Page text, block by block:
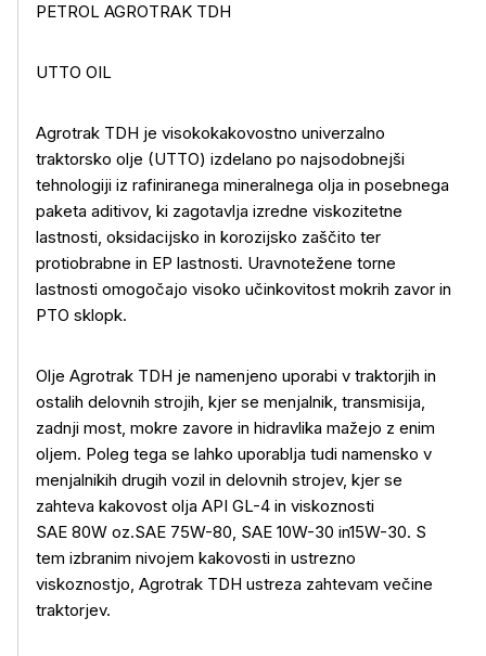
PETROL AGROTRAK TDH
UTTO OIL
Agrotrak TDH je visokokakovostno univerzalno
traktorsko olje (UTTO) izdelano po najsodobnejši
tehnologiji iz rafiniranega mineralnega olja in posebnega
paketa aditivov, ki zagotavlja izredne viskozitetne
lastnosti, oksidacijsko in korozijsko zaščito ter
protiobrabne in EP lastnosti. Uravnotežene torne
lastnosti omogočajo visoko učinkovitost mokrih zavor in
PTO sklopk.
Olje Agrotrak TDH je namenjeno uporabi v traktorjih in
ostalih delovnih strojih, kjer se menjalnik, transmisija,
zadnji most, mokre zavore in hidravlika mažejo z enim
oljem. Poleg tega se lahko uporablja tudi namensko v
menjalnikih drugih vozil in delovnih strojev, kjer se
zahteva kakovost olja API GL-4 in viskoznosti
SAE 80W oz.SAE 75W-80, SAE 10W-30 in15W-30. S
tem izbranim nivojem kakovosti in ustrezno
viskoznostjo, Agrotrak TDH ustreza zahtevam večine
traktorjev.